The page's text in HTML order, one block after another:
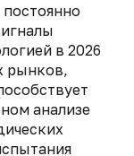
в 2026
рынков,
анализе